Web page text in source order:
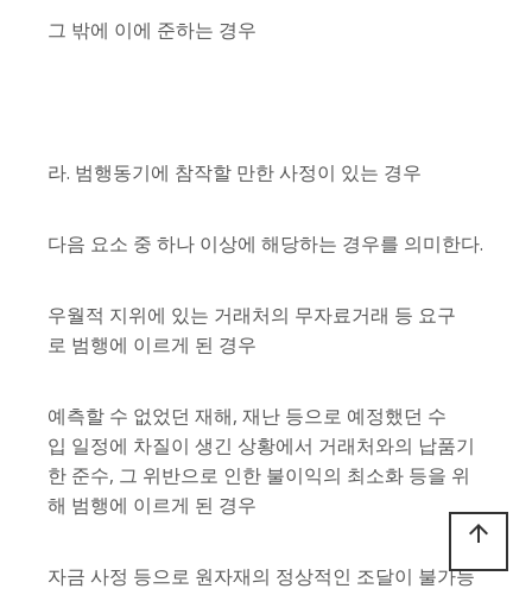
그 밖에 이에 준하는 경우
라. 범행동기에 참작할 만한 사정이 있는 경우
다음 요소 중 하나 이상에 해당하는 경우를 의미한다.
우월적 지위에 있는 거래처의 무자료거래 등 요구
로 범행에 이르게 된 경우
예측할 수 없었던 재해, 재난 등으로 예정했던 수
입 일정에 차질이 생긴 상황에서 거래처와의 납품기
한 준수, 그 위반으로 인한 불이익의 최소화 등을 위
해 범행에 이르게 된 경우
자금 사정 등으로 원자재의 정상적인 조달이 불가능
arrow_upward